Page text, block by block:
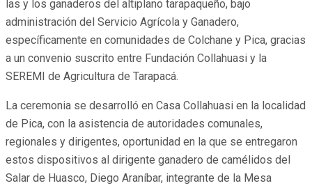
las y los ganaderos del altiplano tarapaqueño, bajo
administración del Servicio Agrícola y Ganadero,
específicamente en comunidades de Colchane y Pica, gracias
a un convenio suscrito entre Fundación Collahuasi y la
SEREMI de Agricultura de Tarapacá.
La ceremonia se desarrolló en Casa Collahuasi en la localidad
de Pica, con la asistencia de autoridades comunales,
regionales y dirigentes, oportunidad en la que se entregaron
estos dispositivos al dirigente ganadero de camélidos del
Salar de Huasco, Diego Araníbar, integrante de la Mesa